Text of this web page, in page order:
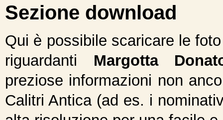
Sezione download
Qui è possibile scaricare le
riguardanti Margotta
preziose informazioni non
Calitri Antica (ad es. i